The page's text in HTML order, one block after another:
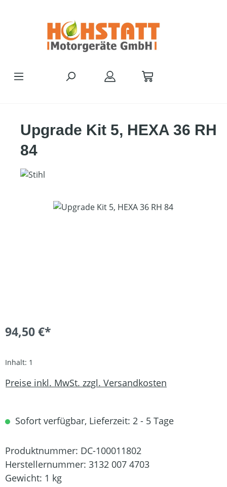
Upgrade Kit 5, HEXA 36 RH
84
Bildergalerie überspringen
94,50 €*
Inhalt: 1
Preise inkl. MwSt. zzgl. Versandkosten
Sofort verfügbar, Lieferzeit: 2 - 5 Tage
Produktnummer: DC-100011802
Herstellernummer: 3132 007 4703
Gewicht: 1 kg